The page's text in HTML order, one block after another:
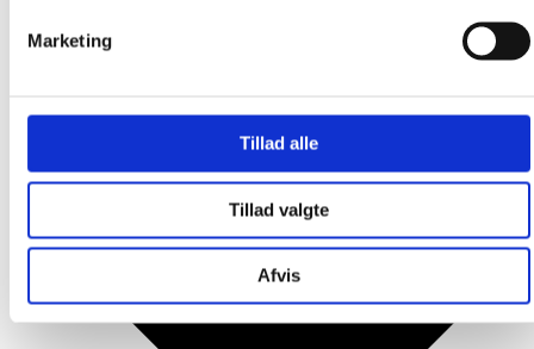
Marketing
Tillad alle
Tillad valgte
Afvis